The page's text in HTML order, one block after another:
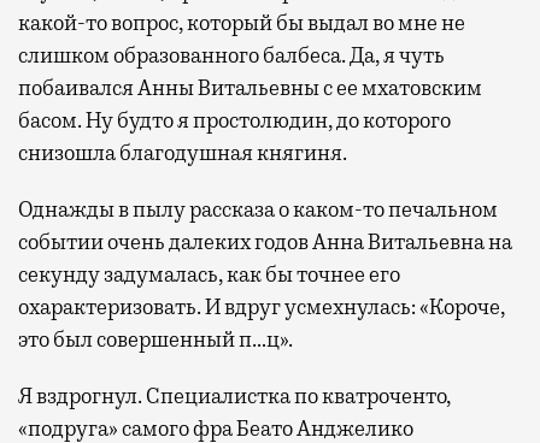
какой-то вопрос, который бы выдал во мне не
слишком образованного балбеса. Да, я чуть
побаивался Анны Витальевны с ее мхатовским
басом. Ну будто я простолюдин, до которого
снизошла благодушная княгиня.
Однажды в пылу рассказа о каком-то печальном
событии очень далеких годов Анна Витальевна на
секунду задумалась, как бы точнее его
охарактеризовать. И вдруг усмехнулась: «Короче,
это был совершенный п…ц».
Я вздрогнул. Специалистка по кватроченто,
«подруга» самого фра Беато Анджелико